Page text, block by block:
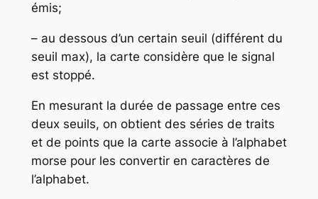
émis;
– au dessous d’un certain seuil (différent du
seuil max), la carte considère que le signal
est stoppé.
En mesurant la durée de passage entre ces
deux seuils, on obtient des séries de traits
et de points que la carte associe à l’alphabet
morse pour les convertir en caractères de
l’alphabet.